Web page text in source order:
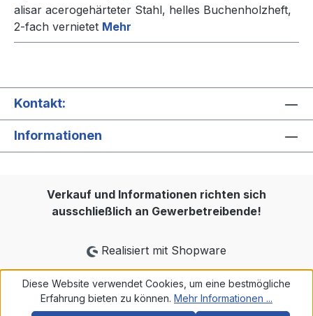
alisar acerogehärteter Stahl, helles Buchenholzheft,
2-fach vernietet Mehr
Kontakt:
Informationen
Verkauf und Informationen richten sich
ausschließlich an Gewerbetreibende!
Realisiert mit Shopware
Diese Website verwendet Cookies, um eine bestmögliche
Erfahrung bieten zu können. Mehr Informationen ...